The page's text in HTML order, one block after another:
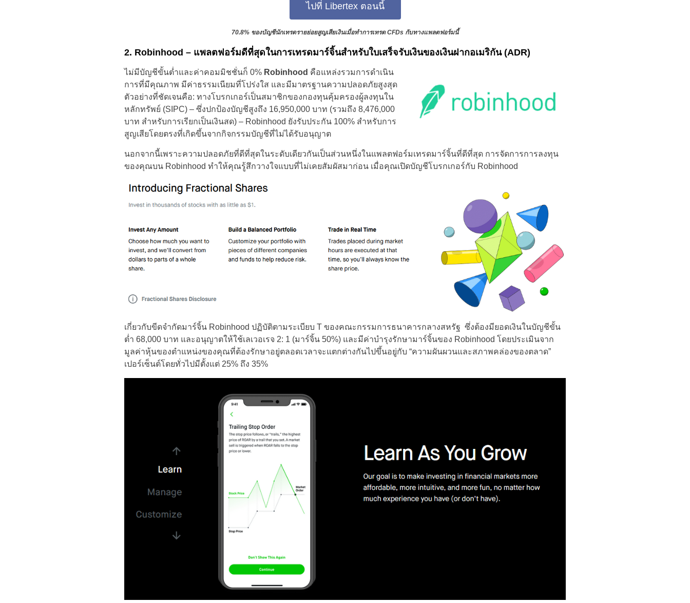
France
Italy
Lithuania
Netherlands
Poland
Russia
Sweden
ไปที่ Libertex ตอนนี้
70.8% ของบัญชีนักเทรดรายย่อยสูญเสียเงินเมื่อทำการเทรด CFDs กับทางแพลตฟอร์มนี้
2. Robinhood – แพลตฟอร์มดีที่สุดในการเทรดมาร์จิ้นสำหรับใบเสร็จรับเงินของเงินฝากอเมริกัน (ADR)
ไม่มีบัญชีขั้นต่ำและค่าคอมมิชชั่นก็ 0% Robinhood คือแหล่งรวมการดำเนิน
การที่มีคุณภาพ มีค่าธรรมเนียมที่โปร่งใส และมีมาตรฐานความปลอดภัยสูงสุด
ตัวอย่างที่ชัดเจนคือ: ทางโบรกเกอร์เป็นสมาชิกของกองทุนคุ้มครองผู้ลงทุนใน
หลักทรัพย์ (SIPC) – ซึ่งปกป้องบัญชีสูงถึง 16,950,000 บาท (รวมถึง 8,476,000
บาท สำหรับการเรียกเป็นเงินสด) – Robinhood ยังรับประกัน 100% สำหรับการ
สูญเสียโดยตรงที่เกิดขึ้นจากกิจกรรมบัญชีที่ไม่ได้รับอนุญาต
นอกจากนี้เพราะความปลอดภัยที่ดีที่สุดในระดับเดียวกันเป็นส่วนหนึ่งในแพลตฟอร์มเทรดมาร์จิ้นที่ดีที่สุด การจัดการการลงทุน
ของคุณบน Robinhood ทำให้คุณรู้สึกวางใจแบบที่ไม่เคยสัมผัสมาก่อน เมื่อคุณเปิดบัญชีโบรกเกอร์กับ Robinhood
เกี่ยวกับขีดจำกัดมาร์จิ้น Robinhood ปฏิบัติตามระเบียบ T ของคณะกรรมการธนาคารกลางสหรัฐ ซึ่งต้องมียอดเงินในบัญชีขั้น
ต่ำ 68,000 บาท และอนุญาตให้ใช้เลเวอเรจ 2: 1 (มาร์จิ้น 50%) และมีค่าบำรุงรักษามาร์จิ้นของ Robinhood โดยประเมินจาก
มูลค่าหุ้นของตำแหน่งของคุณที่ต้องรักษาอยู่ตลอดเวลาจะแตกต่างกันไปขึ้นอยู่กับ “ความผันผวนและสภาพคล่องของตลาด”
เปอร์เซ็นต์โดยทั่วไปมีตั้งแต่ 25% ถึง 35%